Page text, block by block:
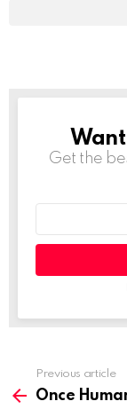
Get the
more
Previous article
Once